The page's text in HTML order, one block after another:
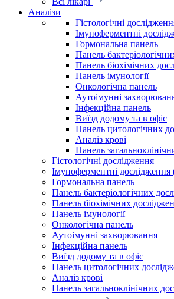
Аналізи
Гістологічні
Імуноферментні
Гормональна панель
Панель
Панель біохімічних
Панель імунології
Онкологічна панель
Аутоімунні
Інфекційна панель
Виїзд додому та в офіс
Панель цитологічних
Аналіз крові
Панель
Гістологічні дослідження
Імуноферментні
Гормональна панель
Панель бактеріологічних
Панель біохімічних
Панель імунології
Онкологічна панель
Аутоімунні захворювання
Інфекційна панель
Виїзд додому та в офіс
Панель цитологічних
Аналіз крові
Панель загальноклінічних